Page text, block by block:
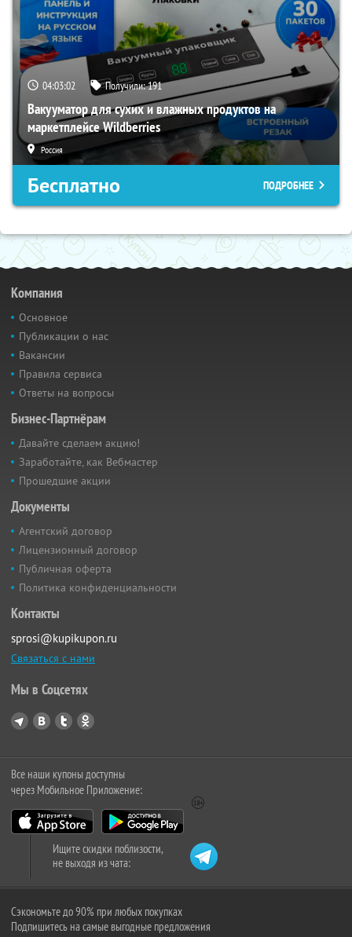
04:03:01 Получили:191
Вакууматор для сухих и влажных продуктов на
маркетплейсе Wildberries
Россия
Бесплатно ПОДРОБНЕЕ
Компания
Основное
Публикации о нас
Вакансии
Правила сервиса
Ответы на вопросы
Бизнес-Партнёрам
Давайте сделаем акцию!
Заработайте, как Вебмастер
Прошедшие акции
Документы
Агентский договор
Лицензионный договор
Публичная оферта
Политика конфиденциальности
Контакты
sprosi@kupikupon.ru
Связаться с нами
Мы в Соцсетях
Все наши купоны доступны
через Мобильное Приложение:
Ищите скидки поблизости,
не выходя из чата:
Сэкономьте до 90% при любых покупках
Подпишитесь на самые выгодные предложения